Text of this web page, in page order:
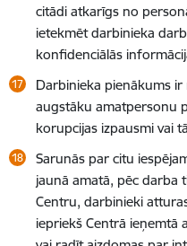
citādi atkarīgs no
ietekmēt darbinieka
konfidenciālās
Darbinieka pienākums
augstāku amatpersonu
korupcijas izpausmi vai
Sarunās par citu
jaunā amatā, pēc darba
Centru, darbinieki
iepriekš Centrā ieņemtā